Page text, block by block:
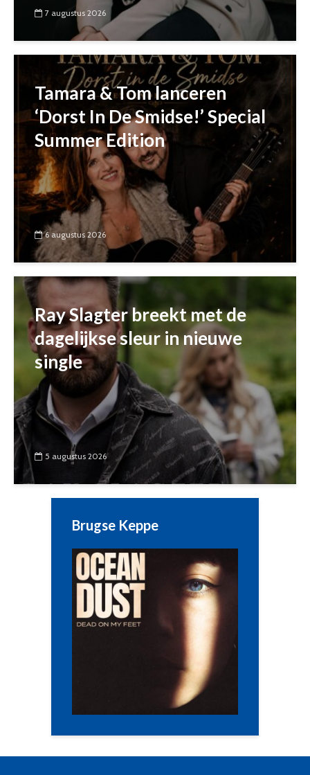
7 augustus 2026
Tamara & Tom lanceren
‘Dorst In De Smidse!’ Special
Summer Edition
6 augustus 2026
Ray Slagter breekt met de
dagelijkse sleur in nieuwe
single
5 augustus 2026
Brugse Keppe